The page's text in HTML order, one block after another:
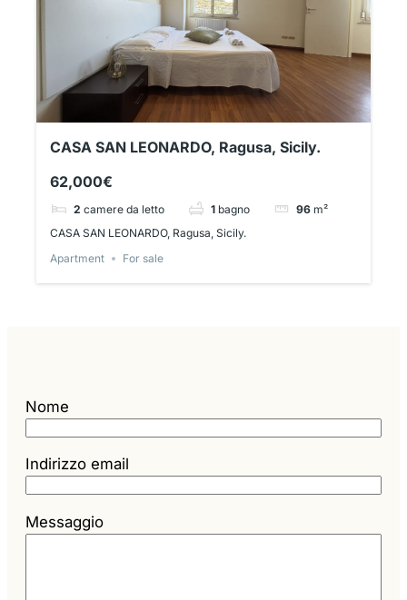
CASA SAN LEONARDO, Ragusa, Sicily.
62,000€
2 camere da letto 1 bagno 96 m²
CASA SAN LEONARDO, Ragusa, Sicily.
Apartment
For sale
Nome
Indirizzo email
Messaggio